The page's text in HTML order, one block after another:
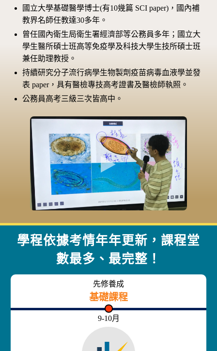
國立大學基礎醫學博士(有10幾篇 SCI paper)，國內補
教界名師任教達30多年。
曾任國內衛生局衛生署經濟部等公務員多年；國立大
學生醫所碩士班高等免疫學及科技大學生技所碩士班
兼任助理教授。
持續研究分子流行病學生物製劑疫苗病毒血液學並發
表 paper，具有醫檢專技高考證書及醫檢師執照。
公務員高考三級三次皆高中。
學程依據考情年年更新，課程堂
數最多、最完整！
先修養成
基礎課程
9-10月